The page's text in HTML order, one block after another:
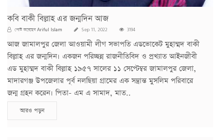
কবি বাকী বিল্লাহ এর জন্মদিন আজ
পোস্ট করেছেনAriful Islam Sep 11, 2022 3194
আজ জামালপুর জেলা আওয়ামী লীগ সভাপতি এডভোকেট মুহাম্মদ বাকী
বিল্লাহ এর জন্মদিন। একজন পরিচ্ছন্ন রাজনীতিবিদ ও প্রখ্যাত আইনজীবী
এড মুহাম্মদ বাকী বিল্লাহ ১৯৫৭ সালের ১১ সেপ্টেম্বর জামালপুর জেলা,
মাদারগঞ্জ উপজেলার পূর্ব নলছিয়া গ্রামের এক সম্ভ্রান্ত মুসলিম পরিবারে
জন্ম গ্রহন করেন। পিতা- এম এ সামাদ, মাত..
আরও পড়ুন